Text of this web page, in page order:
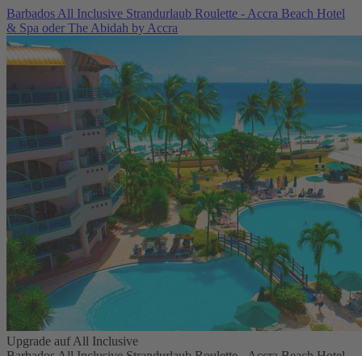
Barbados All Inclusive Strandurlaub Roulette - Accra Beach Hotel
& Spa oder The Abidah by Accra
Upgrade auf All Inclusive